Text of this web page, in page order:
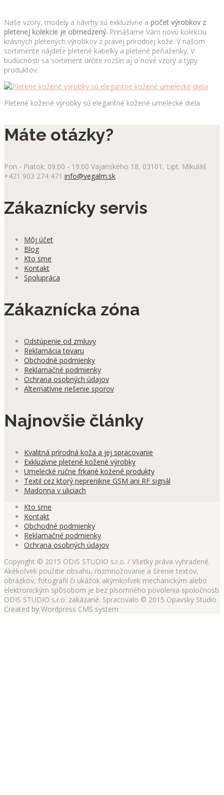
Naše vzory, modely a návrhy sú exkluzívne a počet výrobkov z
pletenej kolekcie je obmedzený. Prinášame Vám novú kolekciu
krásnych pletených výrobkov z pravej prírodnej kože. V našom
sortimente nájdete pletené kabelky a pletené peňaženky. V
budúcnosti sa sortiment určite rozšíri aj o nové vzory a typy
produktov.
Pletené kožené výrobky sú elegantné kožené umelecké diela
Máte otázky?
Pon - Piatok: 09:00 - 19:00 Vajanského 18, 03101, Lipt. Mikuláš
+421 903 274 471 info@vegalm.sk
Zákaznícky servis
Môj účet
Blog
Kto sme
Kontakt
Spolupráca
Zákaznícka zóna
Odstúpenie od zmluvy
Reklamácia tovaru
Obchodné podmienky
Reklamačné podmienky
Ochrana osobných údajov
Alternatívne riešenie sporov
Najnovšie články
Kvalitná prírodná koža a jej spracovanie
Exkluzívne pletené kožené výrobky
Umelecké ručne frkané kožené produkty
Textil cez ktorý neprenikne GSM ani RF signál
Madonna v uliciach
Kto sme
Kontakt
Obchodné podmienky
Reklamačné podmienky
Ochrana osobných údajov
Copyright © 2015 ODIS STUDIO s.r.o. / Všetky práva vyhradené.
Akékoľvek použitie obsahu, rozmnožovanie a šírenie textov,
obrázkov, fotografií či ukážok akýmkoľvek mechanickým alebo
elektronickým spôsobom je bez písomného povolenia spoločnosti
ODIS STUDIO s.r.o. zakázané. Spracovalo © 2015 Opavsky Studio
Created by Wordpress CMS system